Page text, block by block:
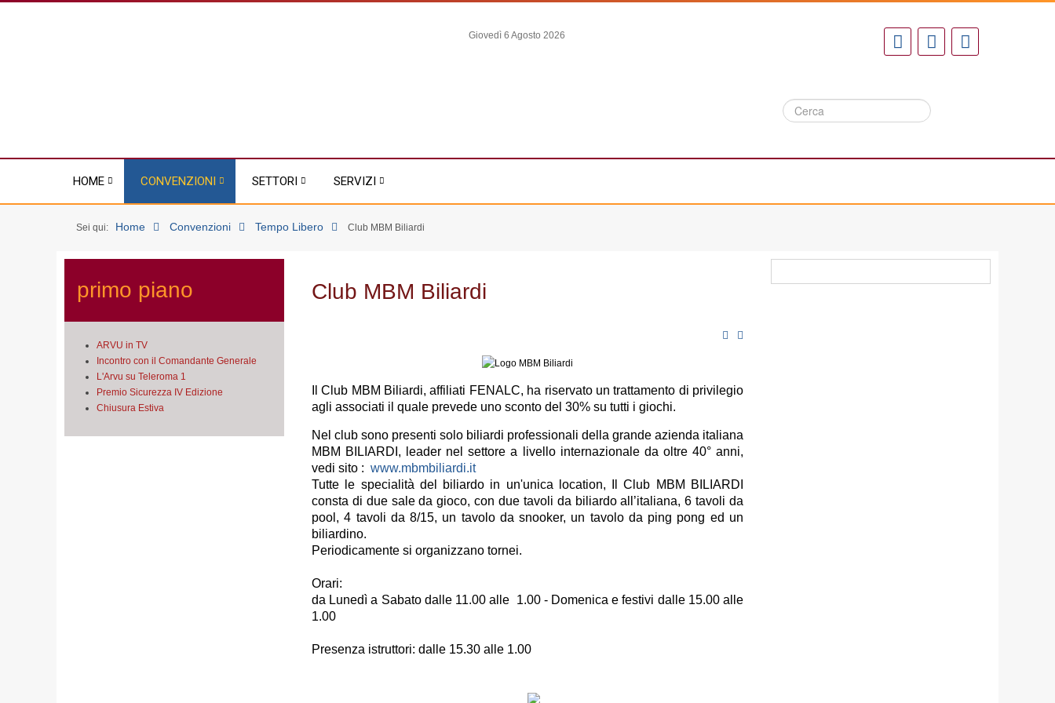
Giovedì 6 Agosto 2026
Cerca
HOME CONVENZIONI SETTORI SERVIZI
Sei qui: Home Convenzioni Tempo Libero Club MBM Biliardi
Club MBM Biliardi
Il Club MBM Biliardi, affiliati FENALC, ha riservato un trattamento di privilegio
agli associati il quale prevede uno sconto del 30% su tutti i giochi.
Nel club sono presenti solo biliardi professionali della grande azienda italiana
MBM BILIARDI, leader nel settore a livello internazionale da oltre 40° anni,
vedi sito : www.mbmbiliardi.it
Tutte le specialità del biliardo in un'unica location, Il Club MBM BILIARDI
consta di due sale da gioco, con due tavoli da biliardo all’italiana, 6 tavoli da
pool, 4 tavoli da 8/15, un tavolo da snooker, un tavolo da ping pong ed un
biliardino.
Periodicamente si organizzano tornei.
Orari:
da Lunedì a Sabato dalle 11.00 alle 1.00 - Domenica e festivi dalle 15.00 alle
1.00
Presenza istruttori: dalle 15.30 alle 1.00
primo piano
ARVU in TV
Incontro con il Comandante Generale
L'Arvu su Teleroma 1
Premio Sicurezza IV Edizione
Chiusura Estiva